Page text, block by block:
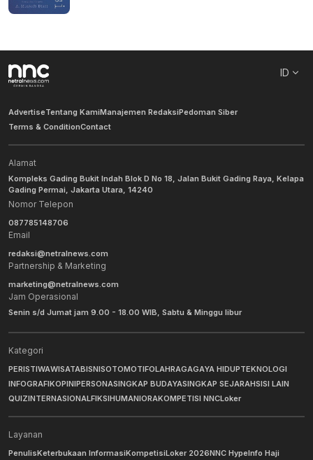
ID
AdvertiseTentang KamiManajemen RedaksiPedoman Siber
Terms & ConditionContact
Alamat
Kompleks Gading Bukit Indah Blok D No 18, Jalan Bukit Gading Raya, Kelapa
Gading Permai, Jakarta Utara, 14240
Nomor Telepon
087785148706
Email
redaksi@netralnews.com
Partnership & Marketing
marketing@netralnews.com
Jam Operasional
Senin s/d Jumat jam 9.00 - 18.00 WIB, Sabtu & Minggu libur
Kategori
PERISTIWAWISATABISNISOTOMOTIFOLAHRAGAGAYA HIDUPTEKNOLOGI
INFOGRAFIKOPINIPERSONASINGKAP BUDAYASINGKAP SEJARAHSISI LAIN
QUIZINTERNASIONALFIKSIHUMANIORAKOMPETISI NNCLoker
Layanan
PenulisKeterbukaan InformasiKompetisiLoker 2026NNC HypeInfo Haji